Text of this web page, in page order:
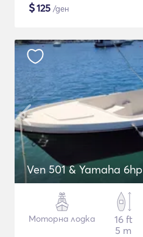
$125 /ден
Ven 501 & Yamaha 6hp
Моторна лодка
16 ft
5 m